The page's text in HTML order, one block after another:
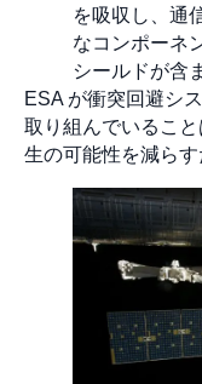
を吸収し、通
なコンポーネ
シールドが含
ESA が衝突回避シ
取り組んでいるこ
生の可能性を減らす